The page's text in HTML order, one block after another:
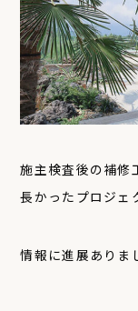
施主検査後の補修
長かったプロジェ
情報に進展ありま